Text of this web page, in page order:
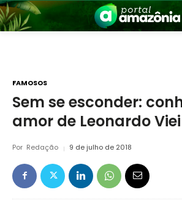
FAMOSOS
Sem se esconder:
amor de Leonardo
Por Redação 9 de julho de 2018